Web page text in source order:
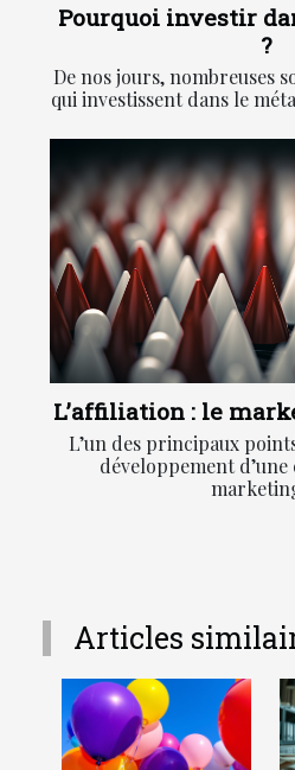
Pourquoi investir
?
De nos jours, nombreuses
qui investissent dans le
L’affiliation : le
L’un des principaux
développement
Articles